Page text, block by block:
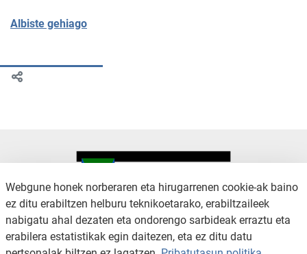
Albiste gehiago
KONTAKTUA
LEGE OHARRA
SALAKETA KANALA
PRIBATUTASUN POLITIKA
Webgune honek norberaren eta hirugarrenen cookie-ak baino
ez ditu erabiltzen helburu teknikoetarako, erabiltzaileek
nabigatu ahal dezaten eta ondorengo sarbideak erraztu eta
erabilera estatistikak egin daitezen, eta ez ditu datu